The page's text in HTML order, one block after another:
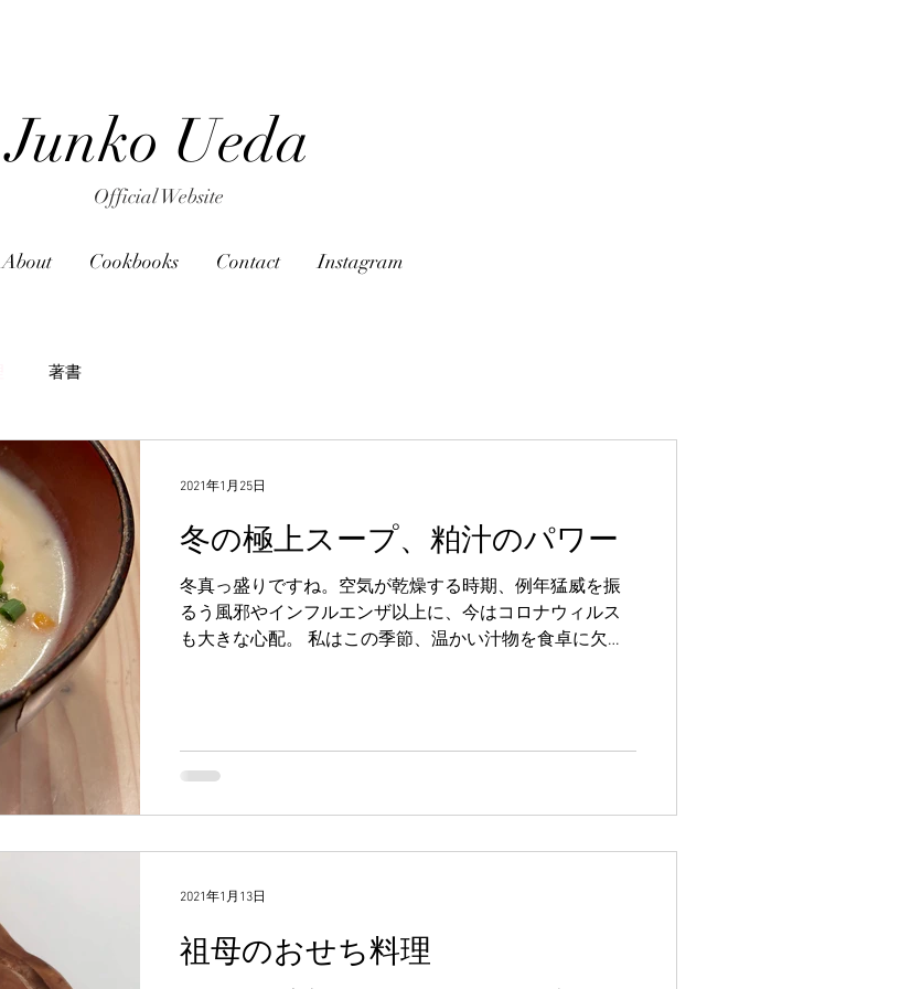
Junko Ueda
Official Website
About Cookbooks Contact Instagram
著書
冬の極上スープ、粕汁のパワー
冬真っ盛りですね。空気が乾燥する時期、例年猛威を振
るう風邪やインフルエンザ以上に、今はコロナウィルス
も大きな心配。 私はこの季節、温かい汁物を食卓に欠か
2021年1月25日
祖母のおせち料理
2021年1月13日